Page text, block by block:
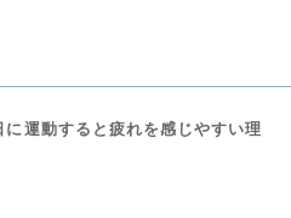
に運動すると疲れを感じやすい理